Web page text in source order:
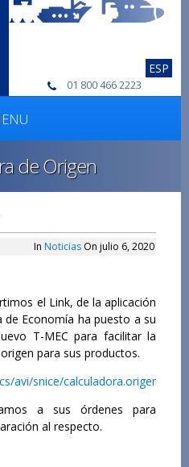
ESP
01 800 466 2223
de Origen
In Noticias On julio 6, 2020
el Link, de la aplicación
Economía ha puesto a su
T-MEC para facilitar la
para sus productos.
avi/snice/
a sus órdenes para
al respecto.